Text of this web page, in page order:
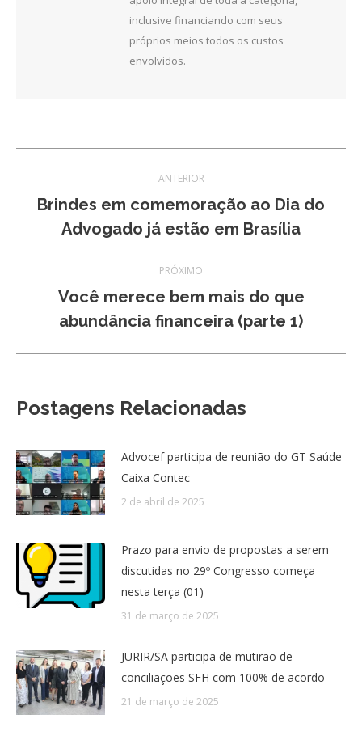
inclusive financiando com seus
próprios meios todos os custos
envolvidos.
de
post:
ANTERIOR
Post
anterior:
Brindes em comemoração ao Dia do
Advogado já estão em Brasília
PRÓXIMO
Próximo
post:
Você merece bem mais do que
abundância financeira (parte 1)
Postagens Relacionadas
Advocef participa de reunião do GT Saúde
Caixa Contec
2 de abril de 2025
Prazo para envio de propostas a serem
discutidas no 29º Congresso começa
nesta terça (01)
31 de março de 2025
JURIR/SA participa de mutirão de
conciliações SFH com 100% de acordo
21 de março de 2025